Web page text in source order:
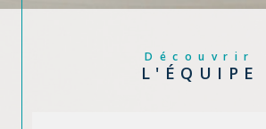
Découvrir
L'ÉQUIPE